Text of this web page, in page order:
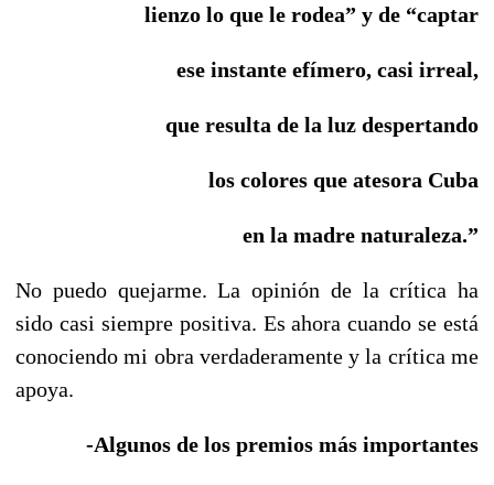
lienzo lo que le rodea” y de “captar
ese instante efímero, casi irreal,
que resulta de la luz despertando
los colores que atesora Cuba
en la madre naturaleza.”
No puedo quejarme. La opinión de la crítica ha
sido casi siempre positiva. Es ahora cuando se está
conociendo mi obra verdaderamente y la crítica me
apoya.
-Algunos de los premios más importantes